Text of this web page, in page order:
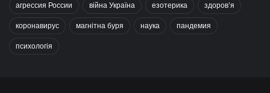
агрессия России війна Україна езотерика здоров’я
коронавирус магнітна буря наука пандемия
психологія